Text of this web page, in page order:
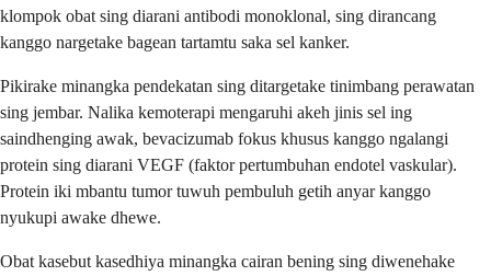
klompok obat sing diarani antibodi monoklonal, sing dirancang
kanggo nargetake bagean tartamtu saka sel kanker.
Pikirake minangka pendekatan sing ditargetake tinimbang perawatan
sing jembar. Nalika kemoterapi mengaruhi akeh jinis sel ing
saindhenging awak, bevacizumab fokus khusus kanggo ngalangi
protein sing diarani VEGF (faktor pertumbuhan endotel vaskular).
Protein iki mbantu tumor tuwuh pembuluh getih anyar kanggo
nyukupi awake dhewe.
Obat kasebut kasedhiya minangka cairan bening sing diwenehake